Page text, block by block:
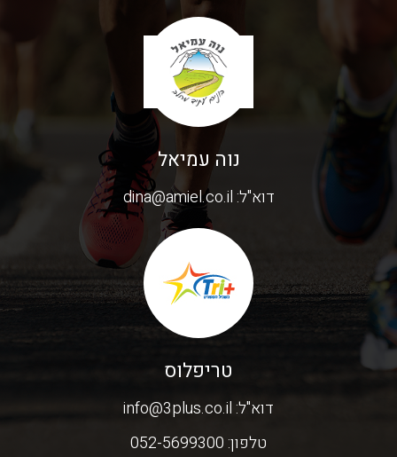
נוה עמיאל
דוא"ל: dina@amiel.co.il
טריפלוס
דוא"ל:info@3plus.co.il
טלפון:052-5699300